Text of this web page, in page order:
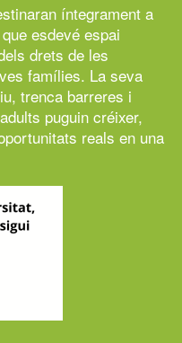
íntegrament a
esdevé espai
drets de les
famílies. La seva
trenca barreres i
puguin créixer,
reals en una